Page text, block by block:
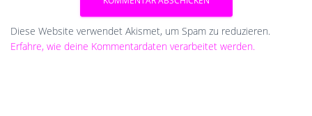
Diese Website verwendet Akismet, um Spam zu reduzieren.
Erfahre, wie deine Kommentardaten verarbeitet werden.